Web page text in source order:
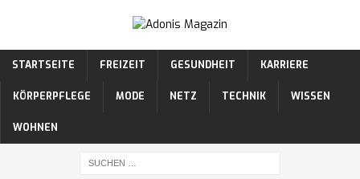
STARTSEITE FREIZEIT GESUNDHEIT KARRIERE
KÖRPERPFLEGE MODE NETZ TECHNIK WISSEN
WOHNEN